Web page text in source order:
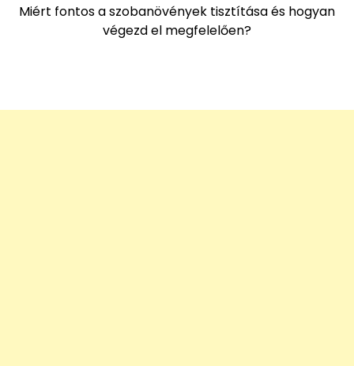
Miért fontos a szobanövények tisztítása és hogyan
végezd el megfelelően?